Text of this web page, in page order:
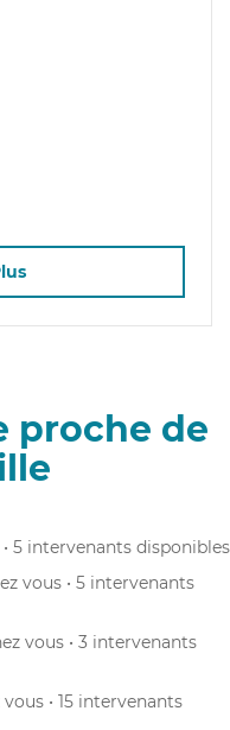
proche de
5 intervenants disponibles
vous • 5 intervenants
vous • 3 intervenants
• 15 intervenants